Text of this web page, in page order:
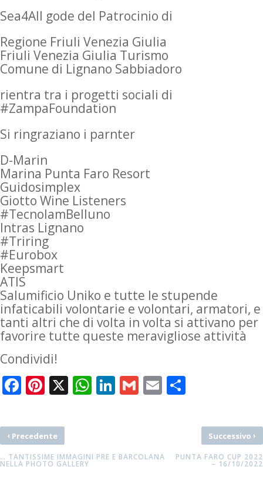
Sea4All gode del Patrocinio di
Regione Friuli Venezia Giulia
Friuli Venezia Giulia Turismo
Comune di Lignano Sabbiadoro
rientra tra i progetti sociali di
#ZampaFoundation
Si ringraziano i parnter
D-Marin
Marina Punta Faro Resort
Guidosimplex
Giotto Wine Listeners
#TecnolamBelluno
Intras Lignano
#Triring
#Eurobox
Keepsmart
ATIS
Salumificio Uniko e tutte le stupende
infaticabili volontarie e volontari, armatori, e
tanti altri che di volta in volta si attivano per
favorire tutte queste meravigliose attività
Condividi!
Facebook
Pinterest
X WhatsApp
LinkedIn
Gmail
Email
‹ Precedente
… TANTISSIME IMMAGINI PRE E BARCOLANA
NELLA PHOTO GALLERY
Successivo ›
PUNTA FARO CUP 2022
– 16/10/2022